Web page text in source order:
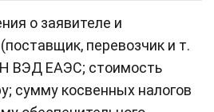
о заявителе и
перевозчик и т.
ВЭД ЕАЭС; стоимость
сумму косвенных налогов